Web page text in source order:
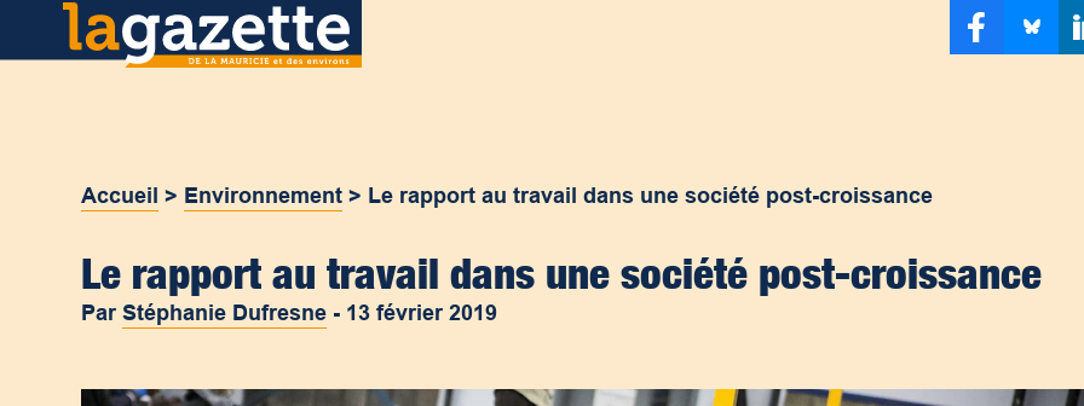
Accueil > Environnement > Le rapport au travail dans une société post-croissance
Le rapport au travail dans une société post-croissance
ParStéphanie Dufresne - 13 février 2019